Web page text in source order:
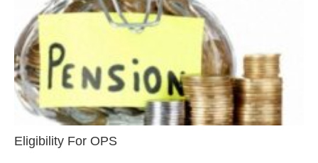
Eligibility For OPS